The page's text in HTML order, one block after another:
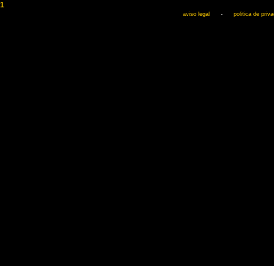
1
aviso legal -politica de